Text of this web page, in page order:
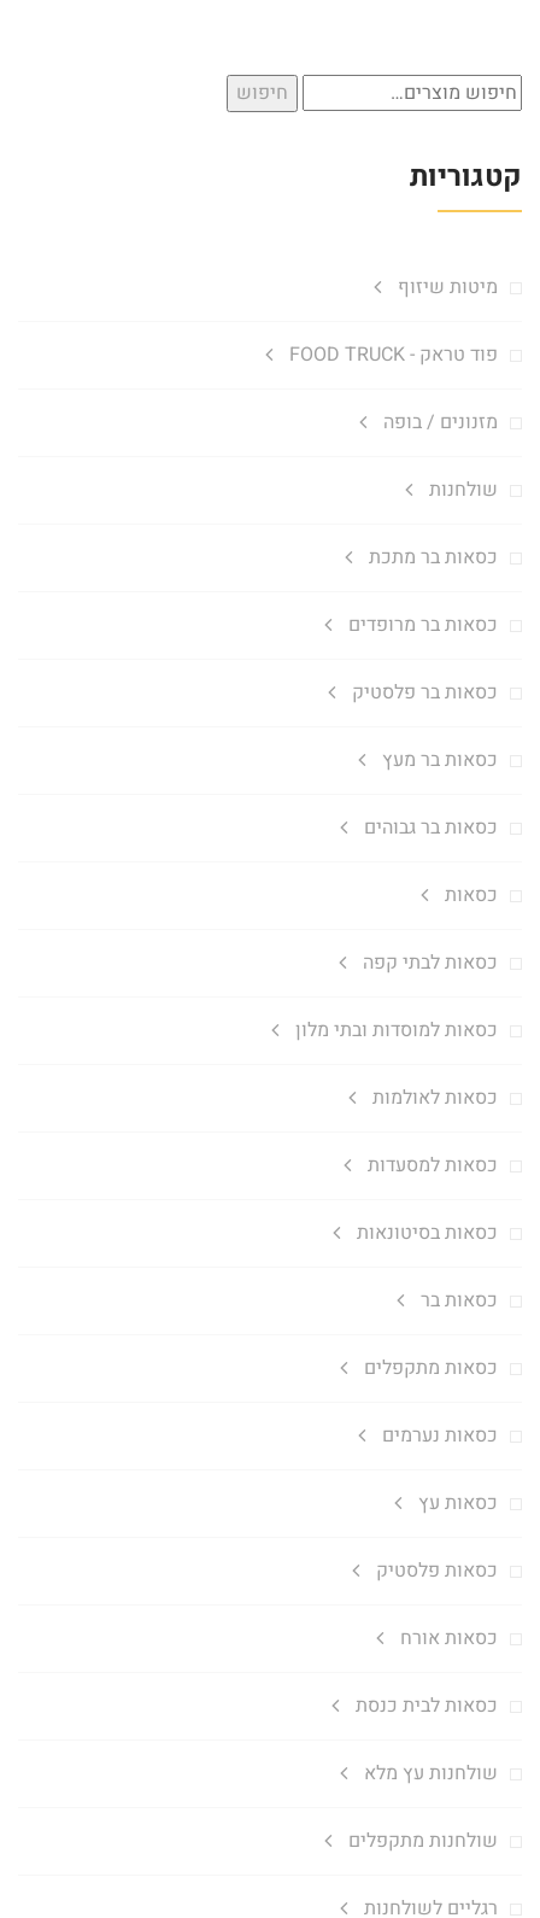
חיפוש
עבור:
חיפוש
קטגוריות
מיטות שיזוף
פוד טראק - FOOD TRUCK
מזנונים / בופה
שולחנות
כסאות בר מתכת
כסאות בר מרופדים
כסאות בר פלסטיק
כסאות בר מעץ
כסאות בר גבוהים
כסאות
כסאות לבתי קפה
כסאות למוסדות ובתי מלון
כסאות לאולמות
כסאות למסעדות
כסאות בסיטונאות
כסאות בר
כסאות מתקפלים
כסאות נערמים
כסאות עץ
כסאות פלסטיק
כסאות אורח
כסאות לבית כנסת
שולחנות עץ מלא
שולחנות מתקפלים
רגליים לשולחנות